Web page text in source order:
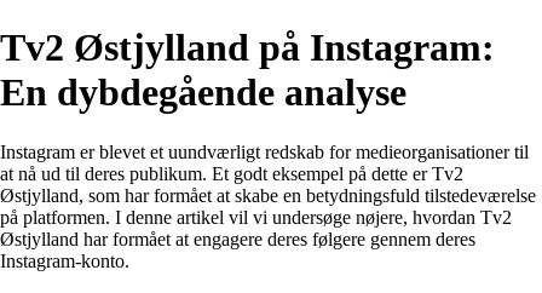
Tv2 Østjylland på Instagram:
En dybdegående analyse
Instagram er blevet et uundværligt redskab for medieorganisationer til
at nå ud til deres publikum. Et godt eksempel på dette er Tv2
Østjylland, som har formået at skabe en betydningsfuld tilstedeværelse
på platformen. I denne artikel vil vi undersøge nøjere, hvordan Tv2
Østjylland har formået at engagere deres følgere gennem deres
Instagram-konto.